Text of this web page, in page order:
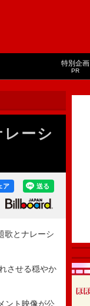
特別企画
PR
ーシ
送る
ア
歌とナレーシ
させる穏やか
ント映像が公